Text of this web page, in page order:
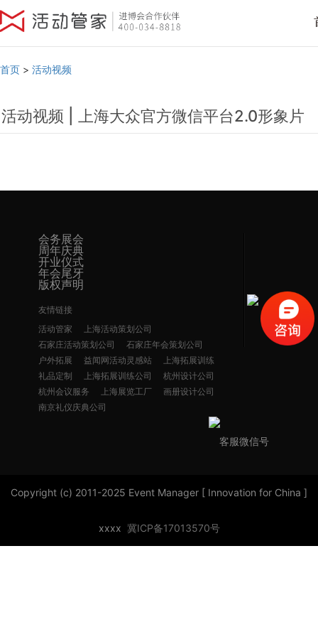
首页 > 活动视频
活动视频 | 上海大众官方微信平台2.0形象片
会务展会
周年庆典
开业仪式
年会尾牙
版权声明
友情链接
活动管家
上海活动策划公司
石家庄活动策划公司
石家庄年会策划公司
户外拓展
益闻网活动灵感站
上海拓展训练
礼品定制
上海拓展训练公司
杭州设计公司
杭州会议服务
上海展览工厂
画册设计公司
南京礼仪庆典公司
客服微信号
Copyright (c) 2011-2025 Event Manager [ Innovation for China ]
xxxx 冀ICP备17013570号